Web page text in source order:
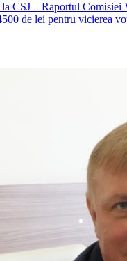
CSJ – Raportul
de lei pentru